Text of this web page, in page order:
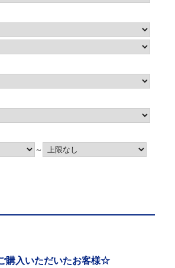
～
購入いただいたお客様☆